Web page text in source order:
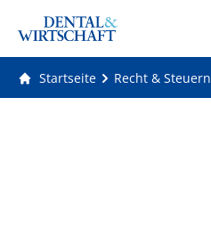
Startseite Recht & Steuern